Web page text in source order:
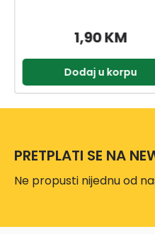
2,55 KM
Dodaj u korpu
PRETPLATI SE NA
Ne propusti nijednu od